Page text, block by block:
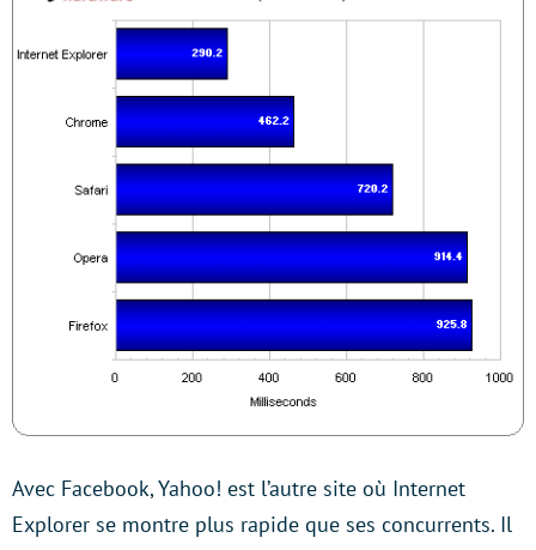
Avec Facebook, Yahoo! est l’autre site où Internet
Explorer se montre plus rapide que ses concurrents. Il